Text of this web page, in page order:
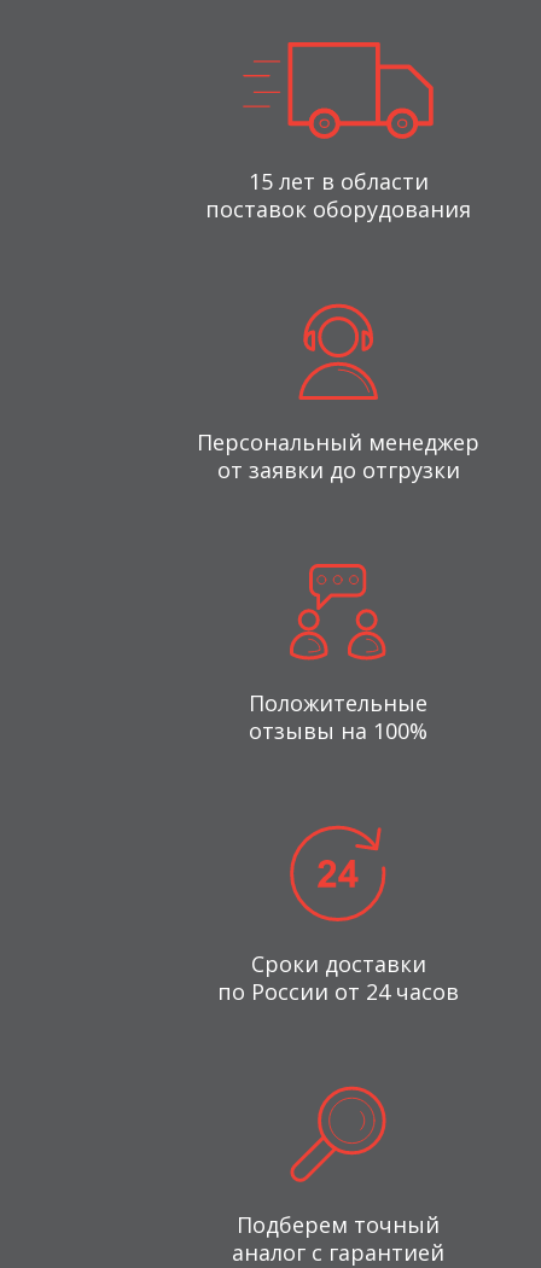
15 лет в области
поставок оборудования
Персональный менеджер
от заявки до отгрузки
Положительные
отзывы на 100%
Сроки доставки
по России от 24 часов
Подберем точный
аналог с гарантией